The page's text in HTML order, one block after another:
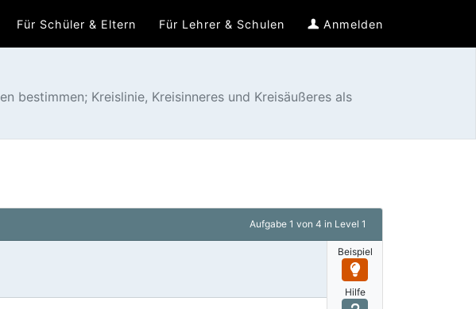
Für Schüler & Eltern Für Lehrer & Schulen Anmelden
bestimmen; Kreislinie, Kreisinneres und Kreisäußeres als
Aufgabe 1 von 4 in Level 1
Beispiel
Hilfe